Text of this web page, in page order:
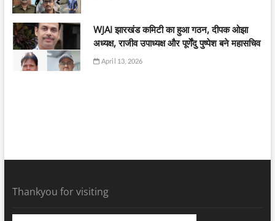
WJAI झारखंड कमिटी का हुआ गठन, दीपक ओझा
अध्यक्ष, राजीव उपाध्यक्ष और पूर्णेंदु पुष्पेश बने महासचिव
April 13, 2026
Thankyou for visiting